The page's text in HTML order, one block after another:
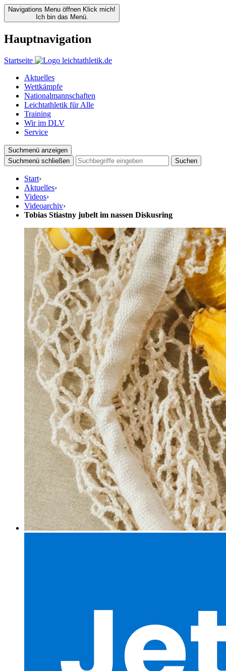
Navigations Menu öffnen Klick mich!
Ich bin das Menü.
Hauptnavigation
Startseite
Aktuelles
Wettkämpfe
Nationalmannschaften
Leichtathletik für Alle
Training
Wir im DLV
Service
Suchmenü anzeigen
Suchmenü schließen
Suchen
Start›
Aktuelles›
Videos›
Videoarchiv›
Tobias Stiastny jubelt im nassen Diskusring